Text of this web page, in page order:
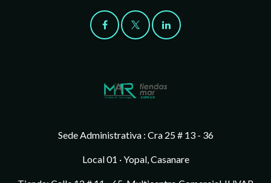
Sede Administrativa : Cra 25 # 13 - 36
Local 01 · Yopal, Casanare